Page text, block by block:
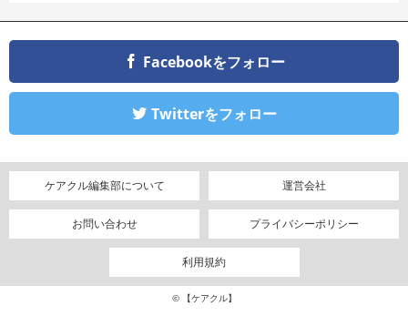
Facebookをフォロー
Twitterをフォロー
ケアクル編集部について 運営会社
お問い合わせ プライバシーポリシー
利用規約
© 【ケアクル】